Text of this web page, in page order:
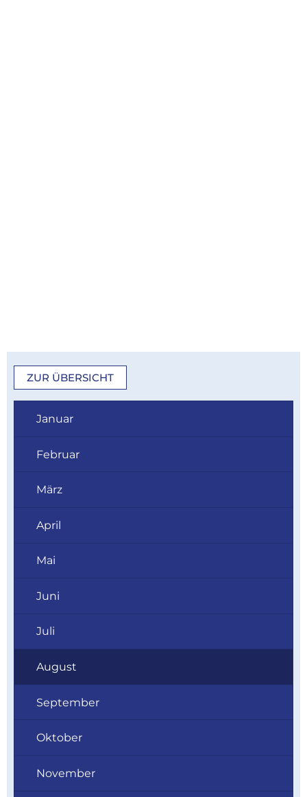
ZUR ÜBERSICHT
Januar
Februar
März
April
Mai
Juni
Juli
August
September
Oktober
November